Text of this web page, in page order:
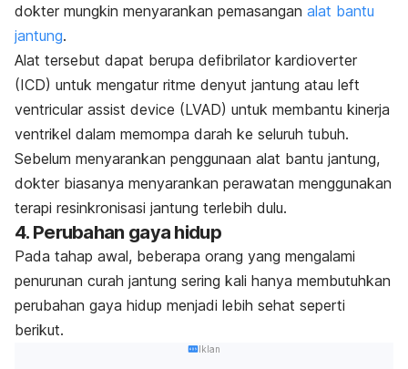
dokter mungkin menyarankan pemasangan alat bantu
jantung.
Alat tersebut dapat berupa defibrilator kardioverter
(ICD) untuk mengatur ritme denyut jantung atau left
ventricular assist device (LVAD) untuk membantu kinerja
ventrikel dalam memompa darah ke seluruh tubuh.
Sebelum menyarankan penggunaan alat bantu jantung,
dokter biasanya menyarankan perawatan menggunakan
terapi resinkronisasi jantung terlebih dulu.
4. Perubahan gaya hidup
Pada tahap awal, beberapa orang yang mengalami
penurunan curah jantung sering kali hanya membutuhkan
perubahan gaya hidup menjadi lebih sehat seperti
berikut.
Iklan